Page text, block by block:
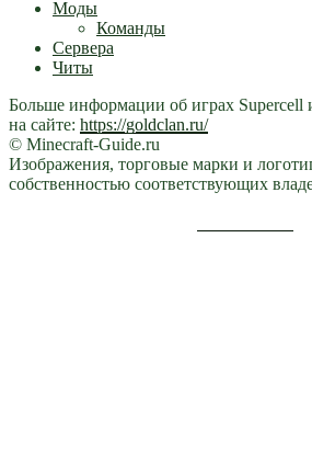
Моды
Команды
Сервера
Читы
Больше информации об играх Supercell
на сайте: https://goldclan.ru/
© Minecraft-Guide.ru
Изображения, торговые марки и
собственностью соответствующих